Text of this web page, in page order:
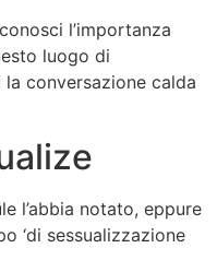
l’importanza
luogo di
conversazione calda
l’abbia notato, eppure
‘di sessualizzazione